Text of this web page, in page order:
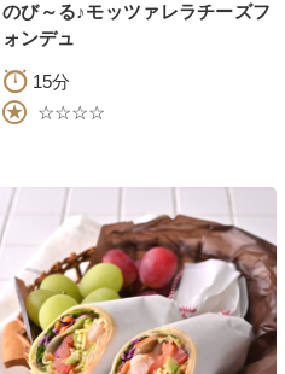
のび～る♪モッツァレラチーズフ
ォンデュ
15分
☆☆☆☆